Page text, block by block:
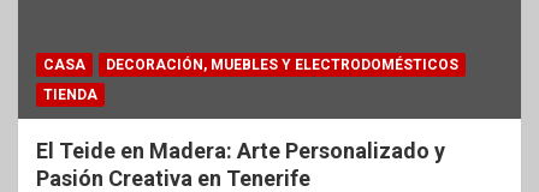
CASA
DECORACIÓN, MUEBLES Y ELECTRODOMÉSTICOS
TIENDA
El Teide en Madera: Arte Personalizado y
Pasión Creativa en Tenerife